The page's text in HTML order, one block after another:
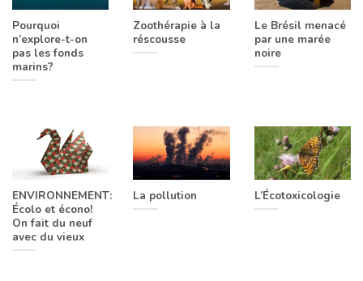
Pourquoi
n’explore-t-on
pas les fonds
marins?
Zoothérapie à la
réscousse
Le Brésil menacé
par une marée
noire
ENVIRONNEMENT:
Écolo et écono!
On fait du neuf
avec du vieux
La pollution L’Écotoxicologie